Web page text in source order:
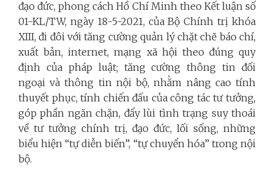
đạo đức, phong cách Hồ Chí Minh theo Kết luận số
01-KL/TW, ngày 18-5-2021, của Bộ Chính trị khóa
XIII, đi đôi với tăng cường quản lý chặt chẽ báo chí,
xuất bản, internet, mạng xã hội theo đúng quy
định của pháp luật; tăng cường thông tin đối
ngoại và thông tin nội bộ, nhằm nâng cao tính
thuyết phục, tính chiến đấu của công tác tư tưởng,
góp phần ngăn chặn, đẩy lùi tình trạng suy thoái
về tư tưởng chính trị, đạo đức, lối sống, những
biểu hiện “tự diễn biến”, “tự chuyển hóa” trong nội
bộ.